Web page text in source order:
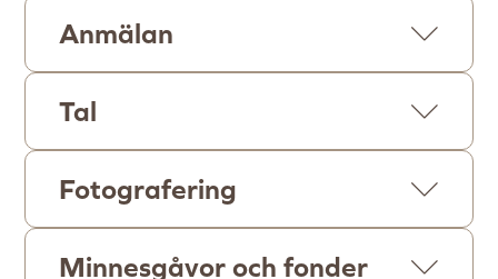
Anmälan
Tal
Fotografering
Minnesgåvor och fonder